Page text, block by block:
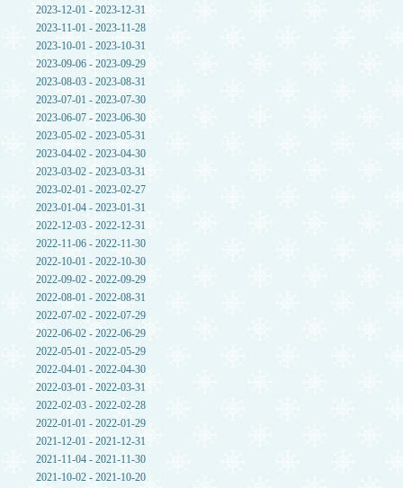
2023-12-01 - 2023-12-31
2023-11-01 - 2023-11-28
2023-10-01 - 2023-10-31
2023-09-06 - 2023-09-29
2023-08-03 - 2023-08-31
2023-07-01 - 2023-07-30
2023-06-07 - 2023-06-30
2023-05-02 - 2023-05-31
2023-04-02 - 2023-04-30
2023-03-02 - 2023-03-31
2023-02-01 - 2023-02-27
2023-01-04 - 2023-01-31
2022-12-03 - 2022-12-31
2022-11-06 - 2022-11-30
2022-10-01 - 2022-10-30
2022-09-02 - 2022-09-29
2022-08-01 - 2022-08-31
2022-07-02 - 2022-07-29
2022-06-02 - 2022-06-29
2022-05-01 - 2022-05-29
2022-04-01 - 2022-04-30
2022-03-01 - 2022-03-31
2022-02-03 - 2022-02-28
2022-01-01 - 2022-01-29
2021-12-01 - 2021-12-31
2021-11-04 - 2021-11-30
2021-10-02 - 2021-10-20